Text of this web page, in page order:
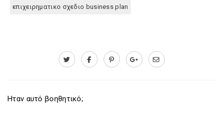
επιχειρηματικο σχεδιο business plan
Ηταν αυτό βοηθητικό;